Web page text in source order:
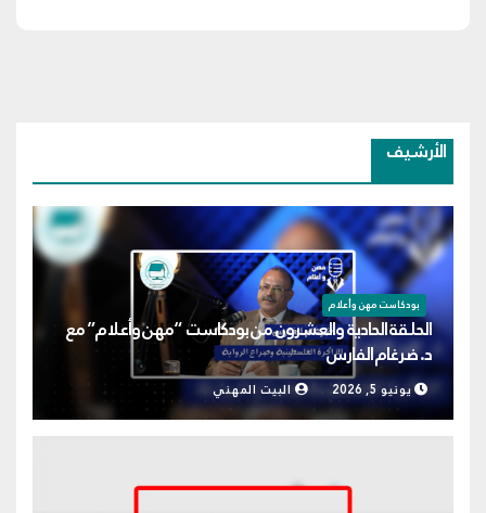
الأرشيف
بودكاست مهن وأعلام
الحلقة الحادية والعشرون من بودكاست “مهن وأعلام” مع
د. ضرغام الفارس
يونيو 5, 2026 البيت المهني